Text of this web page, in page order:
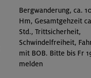
Bergwanderung, ca.
Hm, Gesamtgehzeit
Std., Trittsicherheit,
Schwindelfreiheit,
mit BOB. Bitte bis Fr
melden